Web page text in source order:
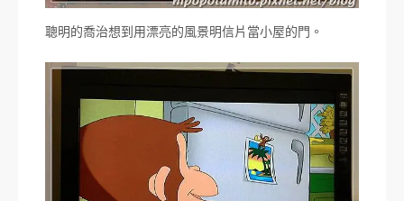
聰明的喬治想到用漂亮的風景明信片當小屋的門。